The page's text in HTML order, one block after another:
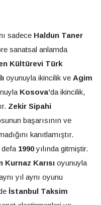
sadece Haldun Taner
sanatsal anlamda
Kültürevi Türk
oyunuyla ikincilik ve Agim
Kosova’da ikincilik,
Zekir Sipahi
başarısının ve
kanıtlamıştır.
defa 1990yılında gitmiştir.
Kurnaz Karısı oyunuyla
yıl aynı oyunu
İstanbul Taksim